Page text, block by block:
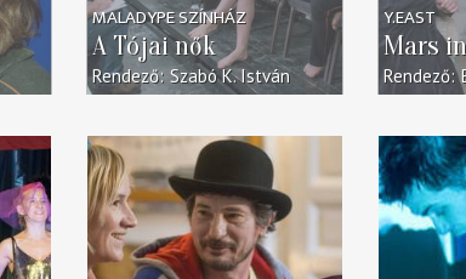
MALADYPE SZÍNHÁZ
A Tójai nők
Rendező Szabó K. István
Y.EAST
Mars
Rendező